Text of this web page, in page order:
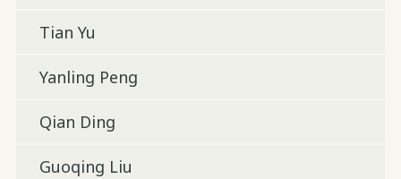
Tian Yu
Yanling Peng
Qian Ding
Guoqing Liu